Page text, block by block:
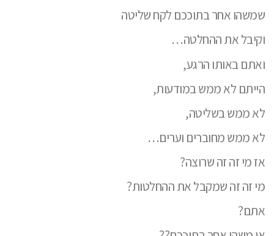
שמשהו אחר בתוככם לקח שליטה
וקיבל את ההחלטה…
ואתם באותו הרגע,
הייתם לא ממש במודעות,
לא ממש בשליטה,
לא ממש מחוברים וערים…
אז מי זה זה שרוצה?
מי זה זה שמקבל את ההחלטות?
אתם?